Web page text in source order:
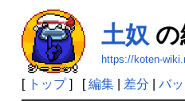
土奴
https://koten-
[ トップ] [編集| 差分 バ